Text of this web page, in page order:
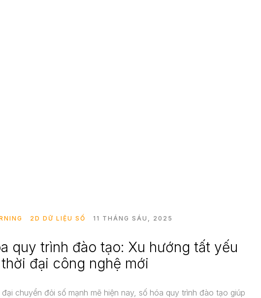
2D DỮ LIỆU SỐ 11 THÁNG SÁU, 2025
quy trình đào tạo: Xu hướng tất yếu
đại công nghệ mới
đại chuyển đỏi số mạnh mẽ hiện nay, số hóa quy trình đào tạo giúp